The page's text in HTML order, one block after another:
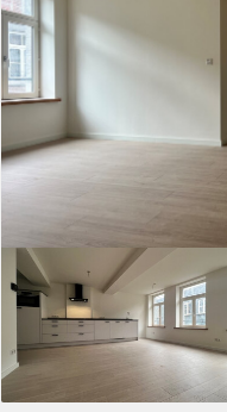
- recent gerenoveerd
- zeer energie zuinig; label
- niet geschikt voor
Huurgegevens:
* de huurprijs bedraagt excl.
* waarborgsom bedraagt €
* niet geschikt voor het
Wij werken conform het
https://tinyurl.com/59s3pdsc